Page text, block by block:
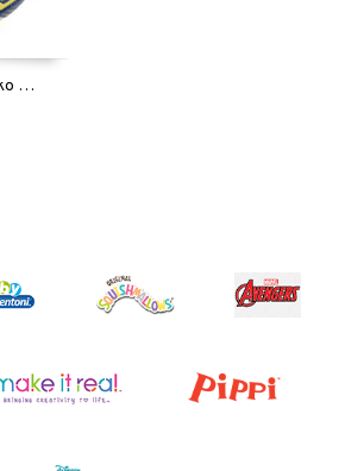
World Cup turbine Koko 5 Sininen